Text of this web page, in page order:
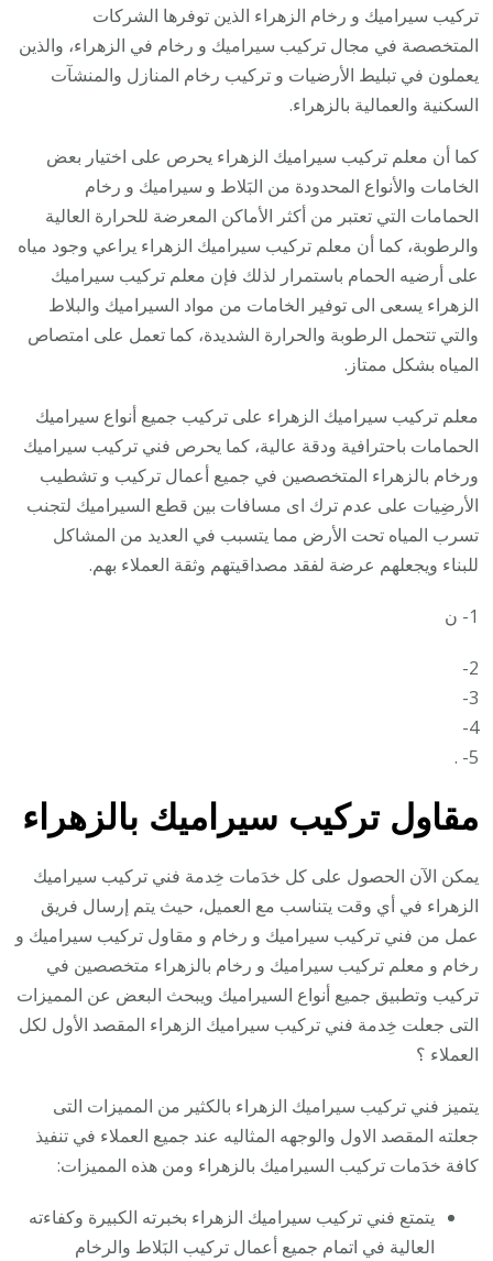
تركيب سيراميك و رخام الزهراء الذين توفرها الشركات
المتخصصة في مجال تركيب سيراميك و رخام في الزهراء، والذين
يعملون في تبليط الأرضيات و تركيب رخام المنازل والمنشآت
السكنية والعمالية بالزهراء.
كما أن معلم تركيب سيراميك الزهراء يحرص على اختيار بعض
الخامات والأنواع المحدودة من البَلاط و سيراميك و رخام
الحمامات التي تعتبر من أكثر الأماكن المعرضة للحرارة العالية
والرطوبة، كما أن معلم تركيب سيراميك الزهراء يراعي وجود مياه
على أرضيه الحمام باستمرار لذلك فإن معلم تركيب سيراميك
الزهراء يسعى الى توفير الخامات من مواد السيراميك والبلاط
والتي تتحمل الرطوبة والحرارة الشديدة، كما تعمل على امتصاص
المياه بشكل ممتاز.
معلم تركيب سيراميك الزهراء على تركيب جميع أنواع سيراميك
الحمامات باحترافية ودقة عالية، كما يحرص فني تركيب سيراميك
ورخام بالزهراء المتخصصين في جميع أعمال تركيب و تشطيب
الأرضِيات على عدم ترك اى مسافات بين قطع السيراميك لتجنب
تسرب المياه تحت الأرض مما يتسبب في العديد من المشاكل
للبناء ويجعلهم عرضة لفقد مصداقيتهم وثقة العملاء بهم.
1- ن
2-
3-
4-
5- .
مقاول تركيب سيراميك بالزهراء
يمكن الآن الحصول على كل خدَمات خِدمة فني تركيب سيراميك
الزهراء في أي وقت يتناسب مع العميل، حيث يتم إرسال فريق
عمل من فني تركيب سيراميك و رخام و مقاول تركيب سيراميك و
رخام و معلم تركيب سيراميك و رخام بالزهراء متخصصين في
تركيب وتطبيق جميع أنواع السيراميك ويبحث البعض عن المميزات
التى جعلت خِدمة فني تركيب سيراميك الزهراء المقصد الأول لكل
العملاء ؟
يتميز فني تركيب سيراميك الزهراء بالكثير من المميزات التى
جعلته المقصد الاول والوجهه المثاليه عند جميع العملاء في تنفيذ
كافة خدَمات تركيب السيراميك بالزهراء ومن هذه المميزات:
يتمتع فني تركيب سيراميك الزهراء بخبرته الكبيرة وكفاءته
العالية في اتمام جميع أعمال تركيب البَلاط والرخام